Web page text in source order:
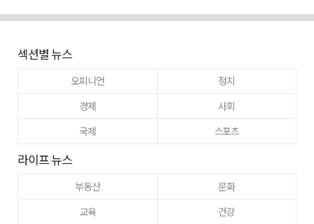
섹션별 뉴스
오피니언
정치
경제
사회
국제
스포츠
라이프 뉴스
부동산
문화
교육
건강